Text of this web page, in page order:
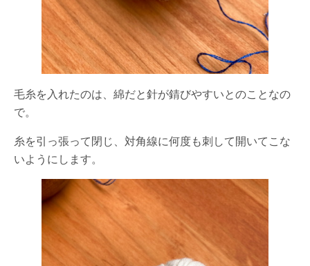
毛糸を入れたのは、綿だと針が錆びやすいとのことなの
で。
糸を引っ張って閉じ、対角線に何度も刺して開いてこな
いようにします。